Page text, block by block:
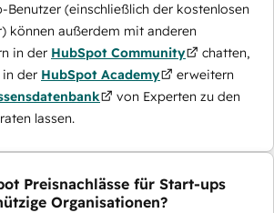
Benutzer (einschließlich der kostenlosen
können außerdem mit anderen
in der HubSpot Community
chatten,
in der HubSpot Academy
erweitern
von Experten zu den
lassen.
Preisnachlässe für Start-ups
Organisationen?